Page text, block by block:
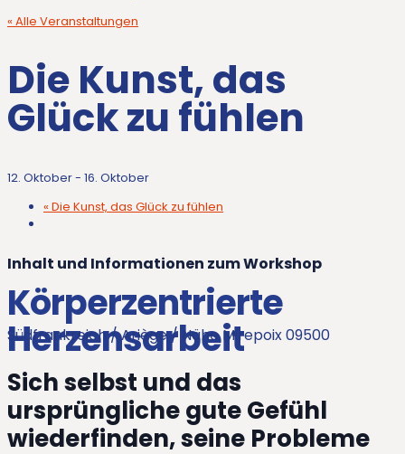
« Alle Veranstaltungen
Die Kunst, das
Glück zu fühlen
12. Oktober- 16. Oktober
« Die Kunst, das Glück zu fühlen
Inhalt und Informationen zum Workshop
Körperzentrierte
Herzensarbeit
Südfrankreich / Ariège / Nähe Mirepoix 09500
Sich selbst und das
ursprüngliche gute Gefühl
wiederfinden, seine Probleme